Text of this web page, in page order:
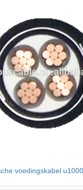
voedingskabel